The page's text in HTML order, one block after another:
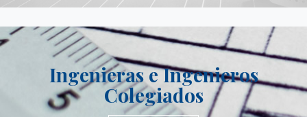
Ingenieras e Ingenieros
Colegiados